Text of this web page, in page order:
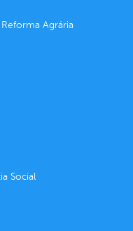
Agrária
Social